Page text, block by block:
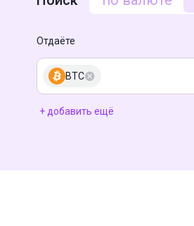
Отдаёте
BTC
+ добавить ещё